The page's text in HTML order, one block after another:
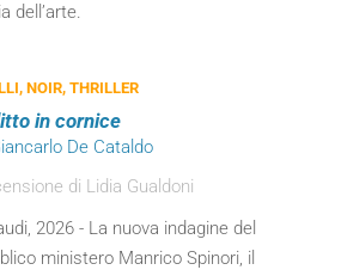
dell’arte.
NOIR, THRILLER
in cornice
De Cataldo
di Lidia Gualdoni
2026 - La nuova indagine del
ministero Manrico Spinori, il